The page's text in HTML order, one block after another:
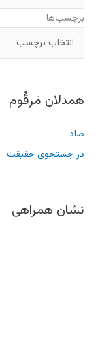
برچسب‌ها
همدلان مَرقُوم
صاد
در جستجوی حقیقت
نشان همراهی